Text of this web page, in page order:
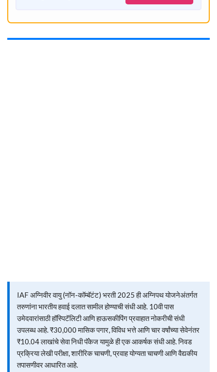
IAF अग्निवीर वायु (नॉन-कॉम्बॅटंट) भरती 2025 ही अग्निपथ योजनेअंतर्गत
तरुणांना भारतीय हवाई दलात सामील होण्याची संधी आहे. 10वी पास
उमेदवारांसाठी हॉस्पिटॅलिटी आणि हाऊसकीपिंग प्रवाहात नोकरीची संधी
उपलब्ध आहे. ₹30,000 मासिक पगार, विविध भत्ते आणि चार वर्षांच्या सेवेनंतर
₹10.04 लाखांचे सेवा निधी पॅकेज यामुळे ही एक आकर्षक संधी आहे. निवड
प्रक्रिया लेखी परीक्षा, शारीरिक चाचणी, प्रवाह योग्यता चाचणी आणि वैद्यकीय
तपासणीवर आधारित आहे.